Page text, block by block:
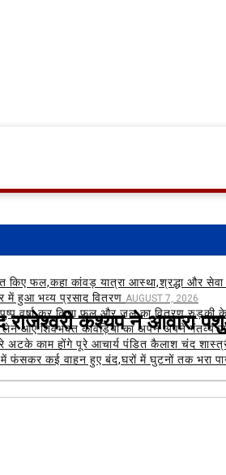
किए फल,कहा कांवड़ यात्रा आस्था,श्रद्धा और सेवा
में हुआ भव्य प्रसाद वितरण AUGUST 7, 2026
पुष्प वर्षा कर किया फल और जल का
लेने आए शिवभक्त कावड़ियों का अपने अपने गंतव्य
अटके काम होंगे पूरे आचार्य पंडित कैलाश चंद
फंसकर कई वाहन हुए बंद,घरों में घुटनों तक भरा
राजेश्वरी कश्यप ने